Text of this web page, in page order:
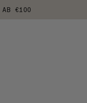
AB €100